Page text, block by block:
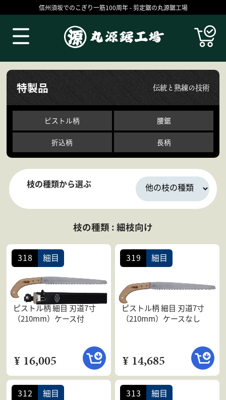
信州須坂でのこぎり一筋100周年 - 剪定鋸の丸源鋸工場
特製品 伝統と熟練の技術
ピストル柄 腰鋸
折込柄 長柄
枝の種類から選ぶ
枝の種類 : 細枝向け
ピストル柄 細目 刃道7寸
（210mm）ケース付
¥ 16,005
318 細目
ピストル柄 細目 刃道7寸
（210mm）ケースなし
¥ 14,685
319 細目
312 細目 313 細目
Products
お買いものガイド
会社案内 よくある質問
お問合せ 個人情報保護方針